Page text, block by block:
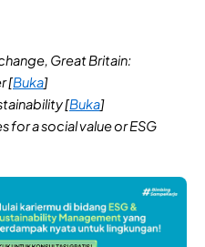
Great Britain:
[Buka]
[Buka]
for a social value or ESG